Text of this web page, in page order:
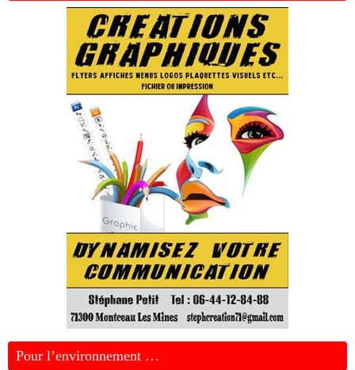
Pour l’environnement …